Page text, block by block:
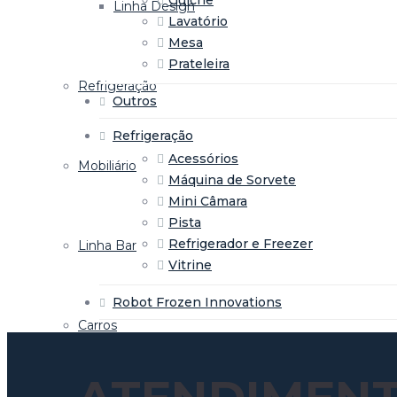
Linha Design
Refrigeração
Mobiliário
Linha Bar
Carros
Lavatório
Mesa
Prateleira
Outros
Refrigeração
Acessórios
Máquina de Sorvete
Mini Câmara
Pista
Refrigerador e Freezer
Vitrine
Robot Frozen Innovations